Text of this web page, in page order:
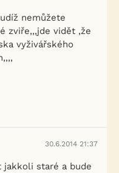
nemůžete
zviře,,,jde vidět ,že
vyživářského
30.6.2014 21:37
jakkoli staré a bude